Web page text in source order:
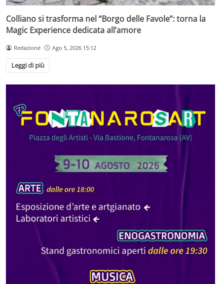
Colliano si trasforma nel “Borgo delle Favole”: torna la
Magic Experience dedicata all’amore
Redazione Ago 5, 2026 15:12
Leggi di più